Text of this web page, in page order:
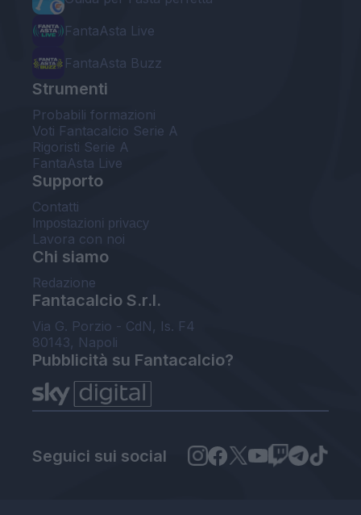
FantaAsta Live
FantaAsta Buzz
Strumenti
Probabili formazioni
Voti Fantacalcio Serie A
Rigoristi Serie A
FantaAsta Live
Supporto
Contatti
Impostazioni privacy
Lavora con noi
Chi siamo
Redazione
Fantacalcio S.r.l.
Via G. Porzio - CdN, Is. F4
80143, Napoli
Pubblicità su Fantacalcio?
Seguici sui social